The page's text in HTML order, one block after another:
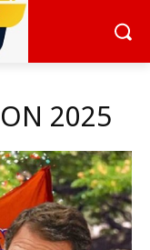
2025